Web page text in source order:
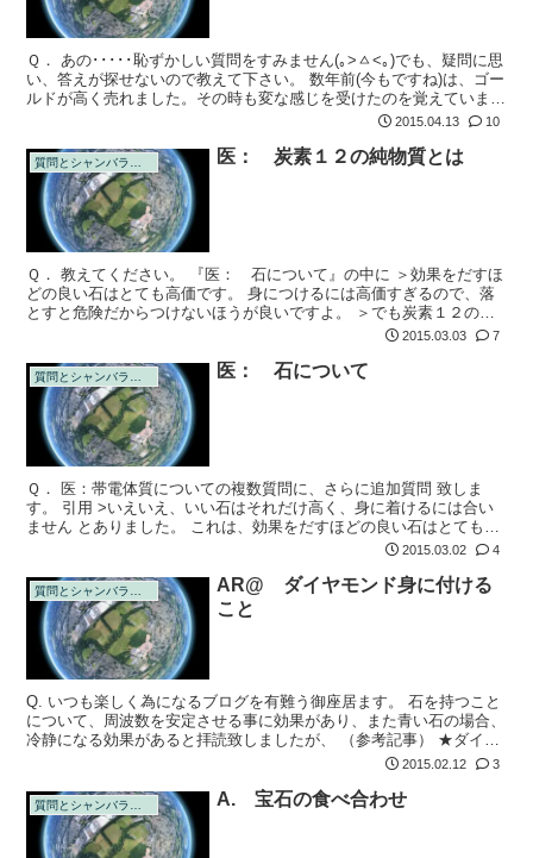
Ｑ． あの･････恥ずかしい質問をすみません(｡>ㅿ<｡)でも、疑問に思
い、答えが探せないので教えて下さい。 数年前(今もですね)は、ゴー
ルドが高く売れました。その時も変な感じを受けたのを覚えていま
す。家にまで電話がかかってきて、催促『眠っているゴールドはあ...
2015.04.13 10
質問とシャンバラの回答 医： 炭素１２の純物質とは
Ｑ． 教えてください。 『医： 石について』の中に ＞効果をだすほ
どの良い石はとても高価です。 身につけるには高価すぎるので、落
とすと危険だからつけないほうが良いですよ。 ＞でも炭素１２の純
物質であれば安物で十分です と教えていただきました。2015.03.03 7
質問とシャンバラの回答 医： 石について
Ｑ． 医：帯電体質についての複数質問に、さらに追加質問 致しま
す。 引用 >いえいえ、いい石はそれだけ高く、身に着けるには合い
ません とありました。 これは、効果をだすほどの良い石はとても高
価です。 身につけるには高価すぎるので、落とすと危険だからつけ
2015.03.02 4
質問とシャンバラの回答
AR@ ダイヤモンド身に付ける
こと
Q. いつも楽しく為になるブログを有難う御座居ます。 石を持つこと
について、周波数を安定させる事に効果があり、また青い石の場合、
冷静になる効果があると拝読致しましたが、 （参考記事） ★ダイヤ
モンドの場合は、どのような効果が得られるでしょうか。2015.02.12 3
A. 宝石の食べ合わせ